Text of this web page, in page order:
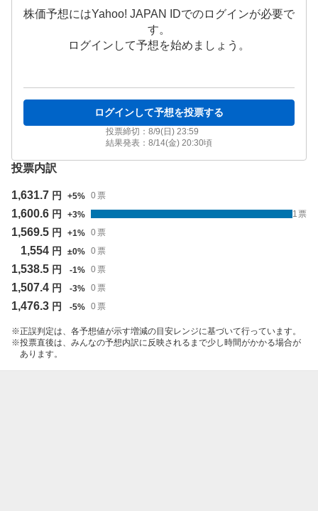
株価予想にはYahoo! JAPAN IDでのログインが必要で
す。
ログインして予想を始めましょう。
ログインして予想を投票する
投票締切： 8/9(日) 23:59
結果発表： 8/14(金) 20:30頃
投票内訳
1,631.7 円 +5% 0 票
1,600.6 円 +3% 1 票
1,569.5 円 +1% 0 票
1,554 円 ±0% 0 票
1,538.5 円 -1% 0 票
1,507.4 円 -3% 0 票
1,476.3 円 -5% 0 票
正誤判定は、各予想値が示す増減の目安レンジに基づいて行っています。
投票直後は、みんなの予想内訳に反映されるまで少し時間がかかる場合が
あります。